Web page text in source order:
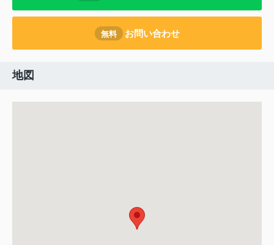
無料 お問い合わせ
地図